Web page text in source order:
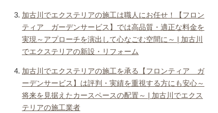
加古川でエクステリアの施工は職人にお任せ！【フロン
ティア ガーデンサービス】では高品質・適正な料金を
実現～アプローチを演出して心なごむ空間に～ | 加古川
でエクステリアの新設・リフォーム
加古川でエクステリアの施工を承る【フロンティア ガ
ーデンサービス】は評判・実績を重視する方にも安心～
将来を見据えたカースペースの配置～ | 加古川でエクス
テリアの施工業者